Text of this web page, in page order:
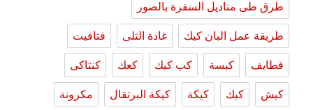
طرق طى مناديل السفرة بالصور
طريقة عمل البان كيك غادة التلى فتافيت
قطايف كبسة كب كيك كعك كنتاكى
كيش كيك كيكة كيكة البرتقال مكرونة